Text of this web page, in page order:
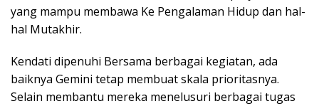
yang mampu membawa Ke Pengalaman Hidup dan hal-
hal Mutakhir.
Kendati dipenuhi Bersama berbagai kegiatan, ada
baiknya Gemini tetap membuat skala prioritasnya.
Selain membantu mereka menelusuri berbagai tugas